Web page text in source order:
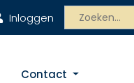
Inloggen
Contact